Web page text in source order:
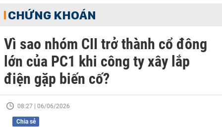
CHỨNG KHOÁN
Vì sao nhóm CII trở thành cổ đông
lớn của PC1 khi công ty xây lắp
điện gặp biến cố?
08:27 | 06/06/2026
Chia sẻ